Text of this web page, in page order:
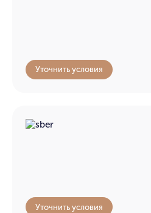
Уточнить условия
Уточнить условия